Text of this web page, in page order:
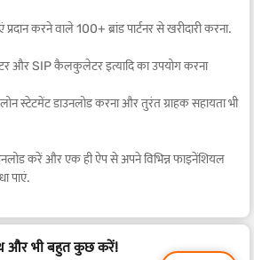
करने वाले 100+ ब्रांड पार्टनर से खरीदारी करना.
SIP कैलकुलेटर इत्यादि का उपयोग करना
स्टेटमेंट डाउनलोड करना और तुरंत ग्राहक सहायता भी
करें और एक ही ऐप से अपने विभिन्न फाइनेंशियल
पाएं.
और भी बहुत कुछ करें!